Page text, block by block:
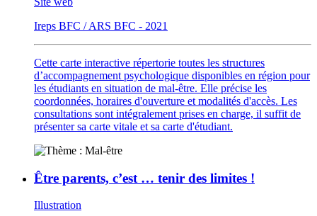
Ireps BFC / ARS BFC - 2021
Cette carte interactive répertorie toutes les structures
d’accompagnement psychologique disponibles en région pour
les étudiants en situation de mal-être. Elle précise les
coordonnées, horaires d'ouverture et modalités d'accès. Les
consultations sont intégralement prises en charge, il suffit de
présenter sa carte vitale et sa carte d'étudiant.
Être parents, c’est … tenir des limites !
Illustration